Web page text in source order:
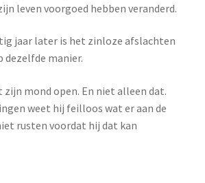
leven voorgoed hebben veranderd.
jaar later is het zinloze afslachten
dezelfde manier.
mond open. En niet alleen dat.
weet hij feilloos wat er aan de
rusten voordat hij dat kan